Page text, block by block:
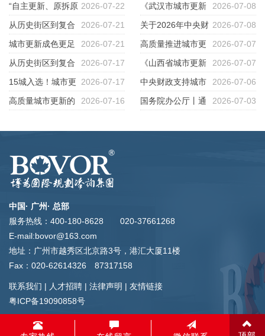
拼？
活到底在运营什么？2026-07-22
“自主更新、原拆原
建”才是城市更新的“王炸”！
2026-07-21
从历史街区到复合
文化街区：南头古城中的空间再
生产
2026-07-21
城市更新成色更足
底色更暖
2026-07-17
从历史街区到复合
文化街区：南头古城中的空间再
生产
2026-07-17
15城入选！城市更
新示范城市凭什么胜出？不是谁
2026-07-16
高质量城市更新的
区的实操案例
的指导意见
用分析
2026-07-08
《武汉市城市更新
条例》
2026-07-08
关于2026年中央财
政继续支持城市更新行动的通知
及政策解读
2026-07-07
高质量推进城市更
新的政策导向、实践探索与浙江
路径
2026-07-07
《山西省城市更新
条例》5月1日起施行2026-07-06
中央财政支持城市
更新，入围城市每城定额补助最
2026-07-03
国务院办公厅丨通
中国· 广州· 总部
服务热线：400-180-8628 020-37661268
E-mail:bovor@163.com
地址：广州市越秀区北京路3号，港汇大厦11楼
Fax：020-62614326 87317158
联系我们 | 人才招聘 | 法律声明 | 友情链接
粤ICP备19090858号